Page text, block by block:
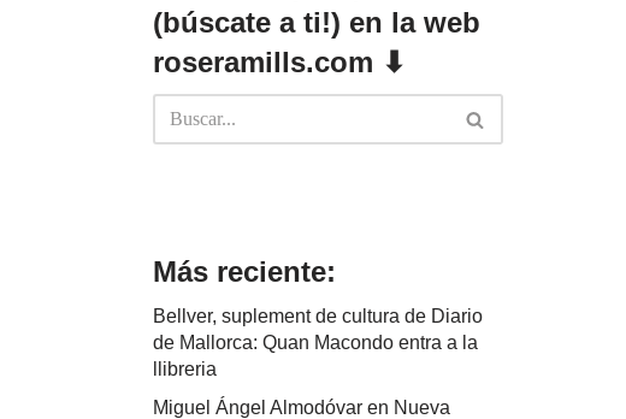
(búscate a ti!) en la web
roseramills.com ⬇
Más reciente:
Bellver, suplement de cultura de Diario
de Mallorca: Quan Macondo entra a la
llibreria
Miguel Ángel Almodóvar en Nueva